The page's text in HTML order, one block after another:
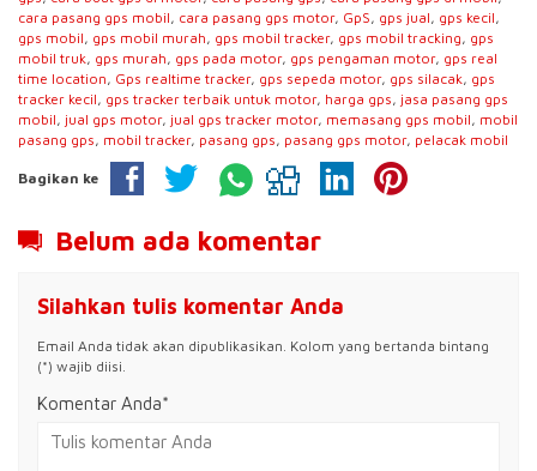
cara pasang gps mobil, cara pasang gps motor, GpS, gps jual, gps kecil,
gps mobil, gps mobil murah, gps mobil tracker, gps mobil tracking, gps
mobil truk, gps murah, gps pada motor, gps pengaman motor, gps real
time location, Gps realtime tracker, gps sepeda motor, gps silacak, gps
tracker kecil, gps tracker terbaik untuk motor, harga gps, jasa pasang gps
mobil, jual gps motor, jual gps tracker motor, memasang gps mobil, mobil
pasang gps, mobil tracker, pasang gps, pasang gps motor, pelacak mobil
Bagikan ke
Belum ada komentar
Silahkan tulis komentar Anda
Email Anda tidak akan dipublikasikan. Kolom yang bertanda bintang
(*) wajib diisi.
Komentar Anda*